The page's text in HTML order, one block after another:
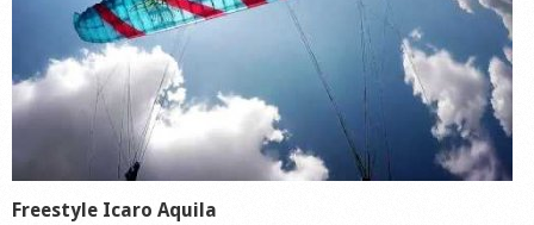
Freestyle Icaro Aquila